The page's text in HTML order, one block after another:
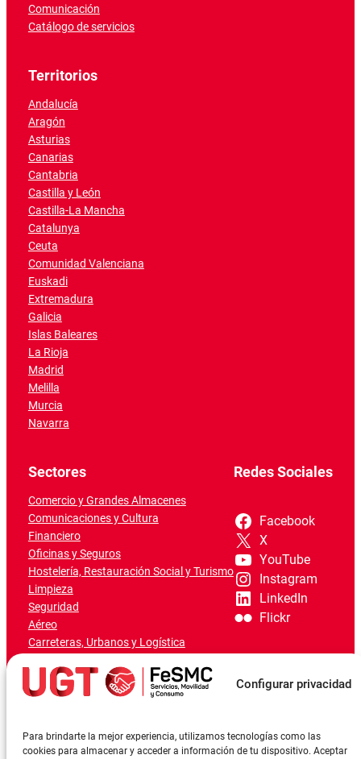
Configurar privacidad
Para brindarte la mejor experiencia, utilizamos tecnologías como las
cookies para almacenar y acceder a información de tu dispositivo. Aceptar
Comunicación
Catálogo de servicios
Territorios
Andalucía
Aragón
Asturias
Canarias
Cantabria
Castilla y León
Castilla-La Mancha
Catalunya
Ceuta
Comunidad Valenciana
Euskadi
Extremadura
Galicia
Islas Baleares
La Rioja
Madrid
Melilla
Murcia
Navarra
Sectores
Comercio y Grandes Almacenes
Comunicaciones y Cultura
Financiero
Oficinas y Seguros
Hostelería, Restauración Social y Turismo
Limpieza
Seguridad
Aéreo
Carreteras, Urbanos y Logística
Marítimo-Portuario
Redes Sociales
Facebook
X
YouTube
Instagram
LinkedIn
Flickr